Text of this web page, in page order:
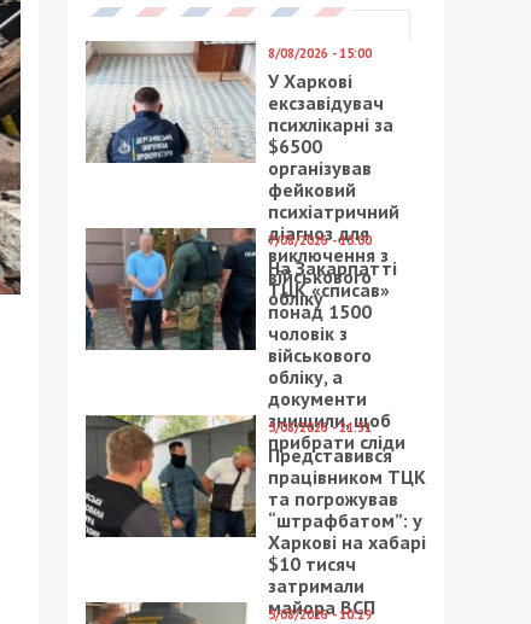
8/08/2026 - 15:00
У Харкові
ексзавідувач
психлікарні за
$6500
організував
фейковий
психіатричний
діагноз для
виключення з
військового
обліку
7/08/2026 - 15:00
На Закарпатті
ТЦК «списав»
понад 1500
чоловік з
військового
обліку, а
документи
знищили, щоб
прибрати сліди
5/08/2026 - 21:31
Представився
працівником ТЦК
та погрожував
“штрафбатом”: у
Харкові на хабарі
$10 тисяч
затримали
майора ВСП
5/08/2026 - 10:29